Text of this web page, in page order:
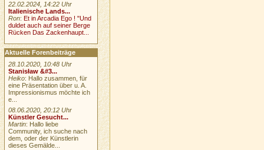
22.02.2024, 14:22 Uhr
Italienische Lands...
Ron:Et in Arcadia Ego ! "Und
duldet auch auf seiner Berge
Rücken Das Zackenhaupt...
Aktuelle Forenbeiträge
28.10.2020, 10:48 Uhr
Stanisław &#3...
Heiko: Hallo zusammen, für
eine Präsentation über u. A.
Impressionismus möchte ich
e...
08.06.2020, 20:12 Uhr
Künstler Gesucht...
Martin: Hallo liebe
Community, ich suche nach
dem, oder der Künstlerin
dieses Gemälde...